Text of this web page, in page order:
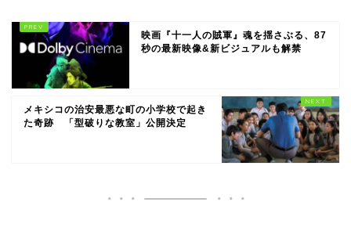
映画『十一人の賊軍』魂を揺さぶる、87
秒の最新映像&新ビジュアルも解禁
メキシコの治安最悪な町の小学校で起き
た奇跡 「型破りな教室」公開決定